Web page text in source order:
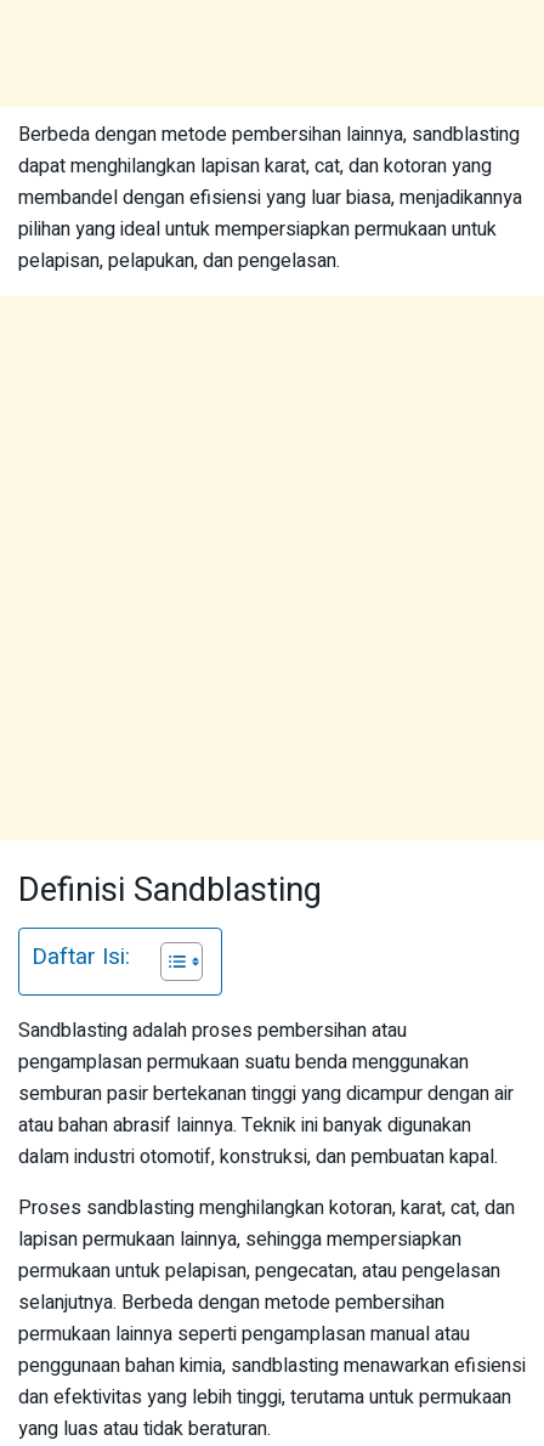
Berbeda dengan metode pembersihan lainnya, sandblasting
dapat menghilangkan lapisan karat, cat, dan kotoran yang
membandel dengan efisiensi yang luar biasa, menjadikannya
pilihan yang ideal untuk mempersiapkan permukaan untuk
pelapisan, pelapukan, dan pengelasan.
Definisi Sandblasting
Daftar Isi:
Sandblasting adalah proses pembersihan atau
pengamplasan permukaan suatu benda menggunakan
semburan pasir bertekanan tinggi yang dicampur dengan air
atau bahan abrasif lainnya. Teknik ini banyak digunakan
dalam industri otomotif, konstruksi, dan pembuatan kapal.
Proses sandblasting menghilangkan kotoran, karat, cat, dan
lapisan permukaan lainnya, sehingga mempersiapkan
permukaan untuk pelapisan, pengecatan, atau pengelasan
selanjutnya. Berbeda dengan metode pembersihan
permukaan lainnya seperti pengamplasan manual atau
penggunaan bahan kimia, sandblasting menawarkan efisiensi
dan efektivitas yang lebih tinggi, terutama untuk permukaan
yang luas atau tidak beraturan.